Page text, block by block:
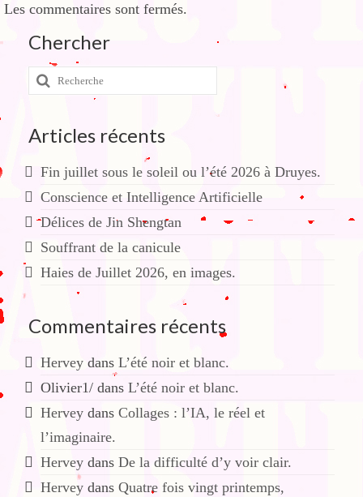
Les commentaires sont fermés.
Chercher
Rechercher
:
Articles récents
Fin juillet sous le soleil ou l’été 2026 à Druyes.
Conscience et Intelligence Artificielle
Délices de Jin Shengtan
Souffrant de la canicule
Haies de Juillet 2026, en images.
Commentaires récents
Hervey dans L’été noir et blanc.
Olivier1/ dans L’été noir et blanc.
Hervey dans Collages : l’IA, le réel et
l’imaginaire.
Hervey dans De la difficulté d’y voir clair.
Hervey dans Quatre fois vingt printemps,